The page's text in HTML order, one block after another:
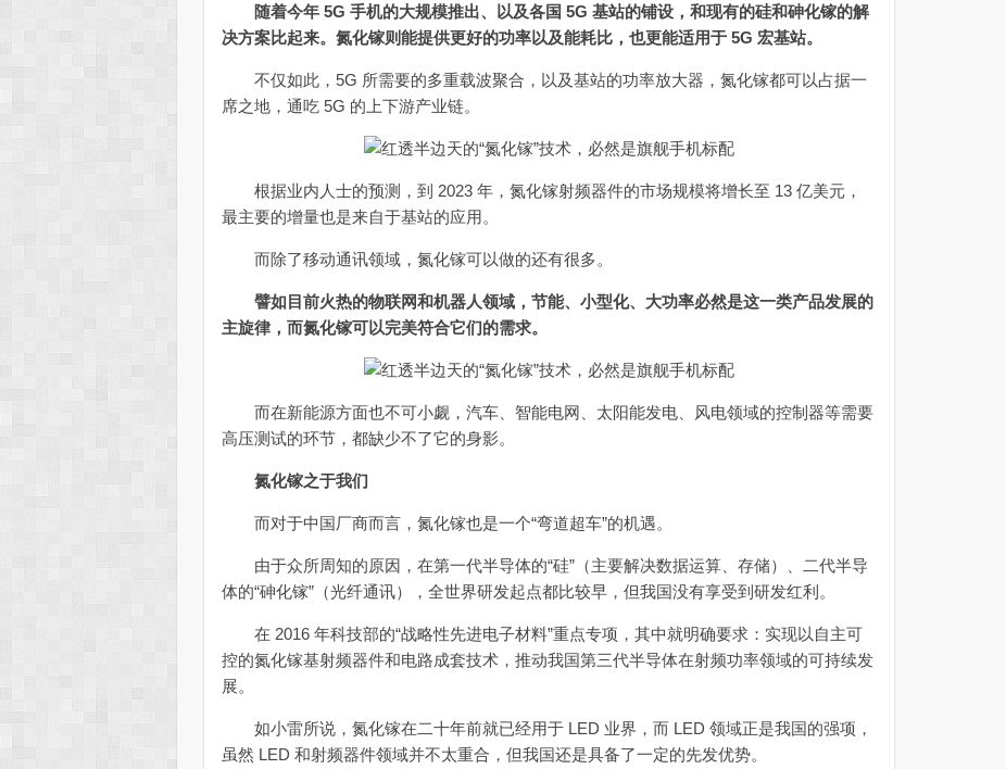
随着今年 5G 手机的大规模推出、以及各国 5G 基站的铺设，和现有的硅和砷化镓的解
决方案比起来。氮化镓则能提供更好的功率以及能耗比，也更能适用于 5G 宏基站。
不仅如此，5G 所需要的多重载波聚合，以及基站的功率放大器，氮化镓都可以占据一
席之地，通吃 5G 的上下游产业链。
根据业内人士的预测，到 2023 年，氮化镓射频器件的市场规模将增长至 13 亿美元，
最主要的增量也是来自于基站的应用。
而除了移动通讯领域，氮化镓可以做的还有很多。
譬如目前火热的物联网和机器人领域，节能、小型化、大功率必然是这一类产品发展的
主旋律，而氮化镓可以完美符合它们的需求。
而在新能源方面也不可小觑，汽车、智能电网、太阳能发电、风电领域的控制器等需要
高压测试的环节，都缺少不了它的身影。
氮化镓之于我们
而对于中国厂商而言，氮化镓也是一个“弯道超车”的机遇。
由于众所周知的原因，在第一代半导体的“硅”（主要解决数据运算、存储）、二代半导
体的“砷化镓”（光纤通讯），全世界研发起点都比较早，但我国没有享受到研发红利。
在 2016 年科技部的“战略性先进电子材料”重点专项，其中就明确要求：实现以自主可
控的氮化镓基射频器件和电路成套技术，推动我国第三代半导体在射频功率领域的可持续发
展。
如小雷所说，氮化镓在二十年前就已经用于 LED 业界，而 LED 领域正是我国的强项，
虽然 LED 和射频器件领域并不太重合，但我国还是具备了一定的先发优势。